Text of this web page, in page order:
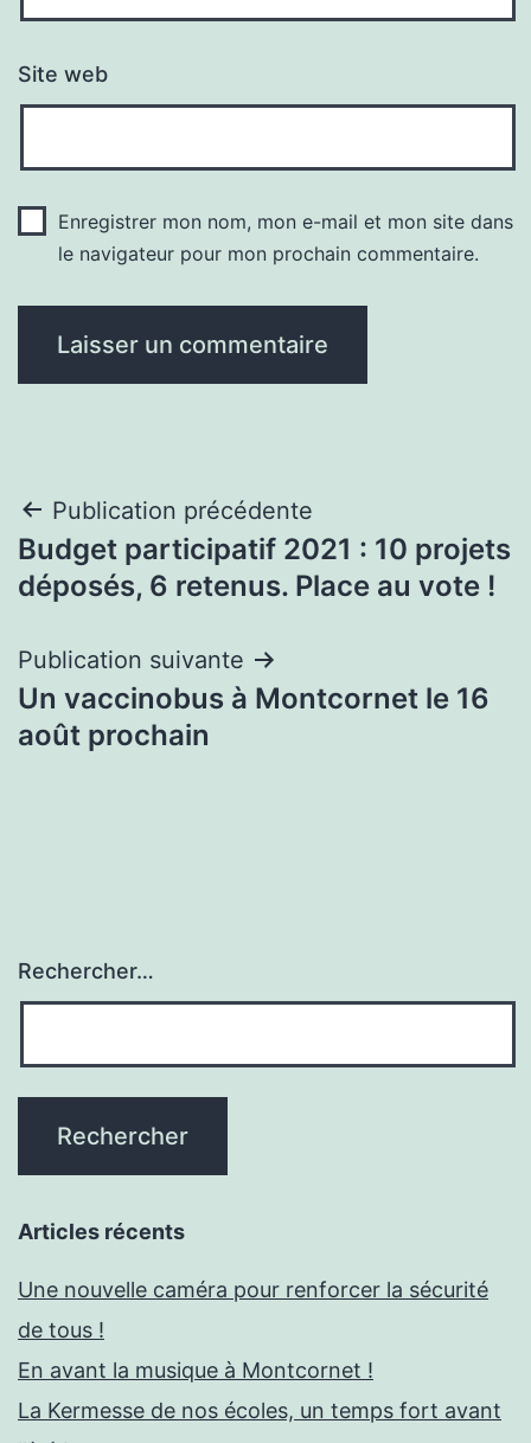
Site web
Enregistrer mon nom, mon e-mail et mon site dans
le navigateur pour mon prochain commentaire.
Navigation
de
Publication précédente
Budget participatif 2021 : 10 projets
déposés, 6 retenus. Place au vote !
Publication suivante
Un vaccinobus à Montcornet le 16
août prochain
Rechercher…
Articles récents
Une nouvelle caméra pour renforcer la sécurité
de tous !
En avant la musique à Montcornet !
La Kermesse de nos écoles, un temps fort avant